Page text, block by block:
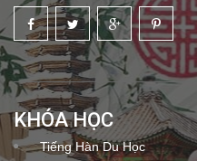
KHÓA HỌC
Tiếng Hàn Du Học